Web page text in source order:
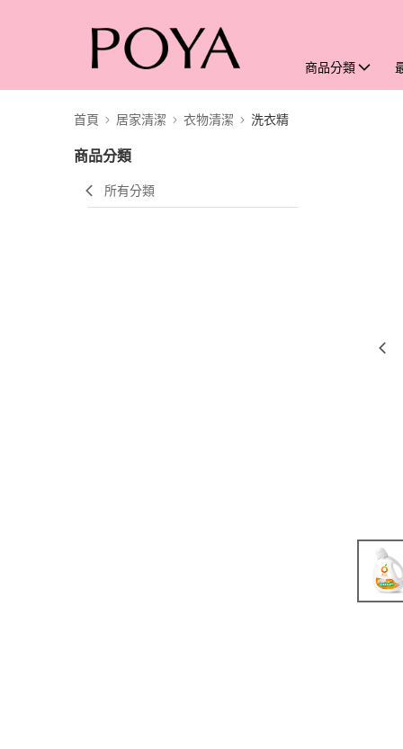
商品分類
首頁 居家清潔 衣物清潔 洗衣精
商品分類
所有分類